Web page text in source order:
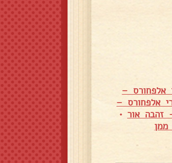
אלפחורס –
אלפחורס –
זהבה אור •